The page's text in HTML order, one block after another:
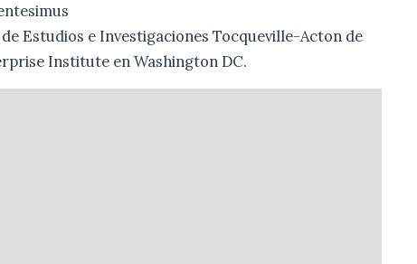
Estudios e Investigaciones Tocqueville-Acton de
Institute en Washington DC.